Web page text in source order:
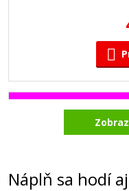
Toshiba
Náplň sa hodí